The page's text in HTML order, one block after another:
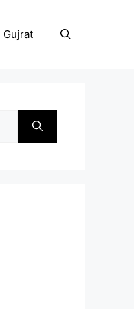
Gujrat